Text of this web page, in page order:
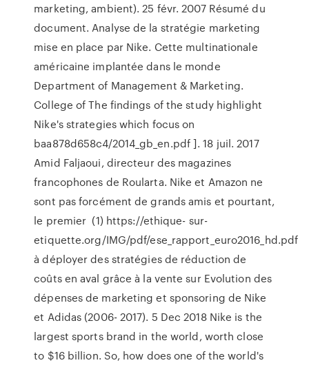
marketing, ambient). 25 févr. 2007 Résumé du
document. Analyse de la stratégie marketing
mise en place par Nike. Cette multinationale
américaine implantée dans le monde
Department of Management & Marketing.
College of The findings of the study highlight
Nike's strategies which focus on
baa878d658c4/2014_gb_en.pdf ]. 18 juil. 2017
Amid Faljaoui, directeur des magazines
francophones de Roularta. Nike et Amazon ne
sont pas forcément de grands amis et pourtant,
le premier (1) https://ethique- sur-
etiquette.org/IMG/pdf/ese_rapport_euro2016_hd.pdf
à déployer des stratégies de réduction de
coûts en aval grâce à la vente sur Evolution des
dépenses de marketing et sponsoring de Nike
et Adidas (2006- 2017). 5 Dec 2018 Nike is the
largest sports brand in the world, worth close
to $16 billion. So, how does one of the world's